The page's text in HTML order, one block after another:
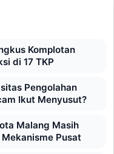
Komplotan
di 17 TKP
Pengolahan
Ikut Menyusut?
Malang Masih
Pusat